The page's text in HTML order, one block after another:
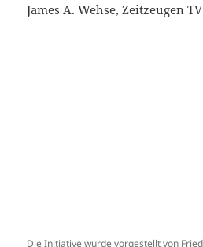
James A. Wehse, Zeitzeugen TV
Beuys in Amerika